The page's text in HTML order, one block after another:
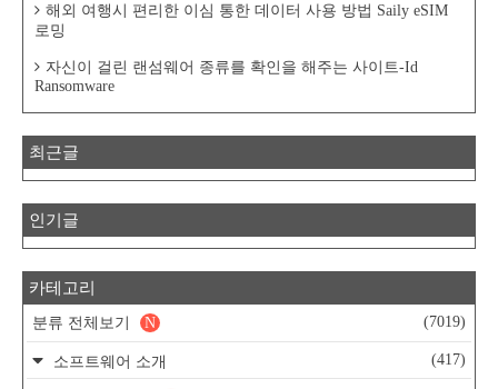
해외 여행시 편리한 이심 통한 데이터 사용 방법 Saily eSIM
로밍
자신이 걸린 랜섬웨어 종류를 확인을 해주는 사이트-Id
Ransomware
최근글
인기글
카테고리
분류 전체보기 (7019)
N
소프트웨어 소개 (417)